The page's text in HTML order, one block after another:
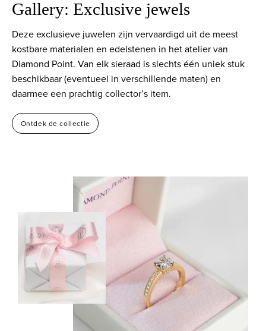
Gallery: Exclusive jewels
Deze exclusieve juwelen zijn vervaardigd uit de meest
kostbare materialen en edelstenen in het atelier van
Diamond Point. Van elk sieraad is slechts één uniek stuk
beschikbaar (eventueel in verschillende maten) en
daarmee een prachtig collector’s item.
Ontdek de collectie